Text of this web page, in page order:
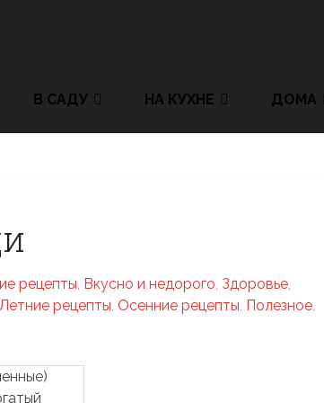
В САДУ НА КУХНЕ ДОМА
рецепты, Вкусно и недорого, Здоровье,
Летние рецепты, Осенние рецепты, Полезное,